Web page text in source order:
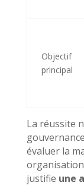
Objectif
principal
La réussite
évaluer la
justifie une